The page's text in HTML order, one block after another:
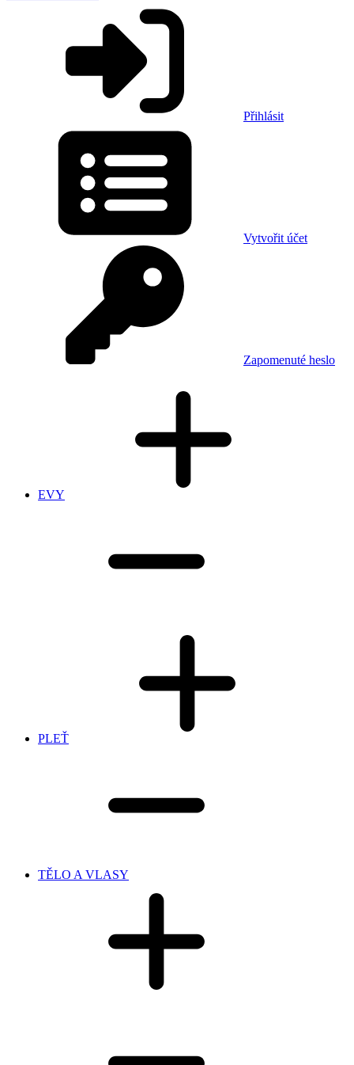
Přihlásit
Vytvořit účet
Zapomenuté heslo
EVY
PLEŤ
TĚLO A VLASY